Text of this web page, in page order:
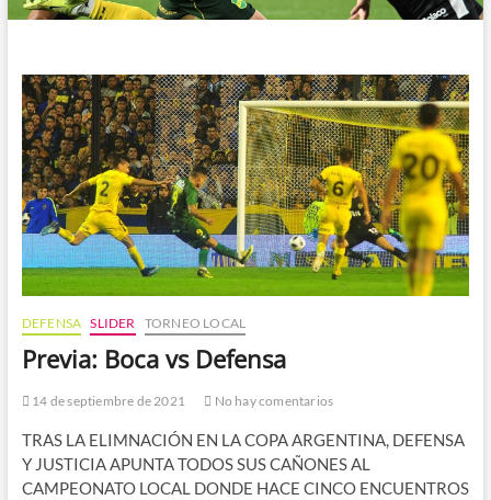
DEFENSA SLIDER TORNEO LOCAL
Previa: Boca vs Defensa
14 de septiembre de 2021 No hay comentarios
TRAS LA ELIMNACIÓN EN LA COPA ARGENTINA, DEFENSA
Y JUSTICIA APUNTA TODOS SUS CAÑONES AL
CAMPEONATO LOCAL DONDE HACE CINCO ENCUENTROS